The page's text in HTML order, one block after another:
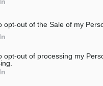
opt-out of the Sale of my
opt-out of processing my
τις αμέσως
δεικτών
με όλες τις
του